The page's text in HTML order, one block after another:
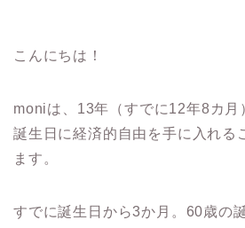
こんにちは！
moniは、13年（すでに12年8カ月
誕生日に経済的自由を手に入れる
ます。
すでに誕生日から3か月。60歳の